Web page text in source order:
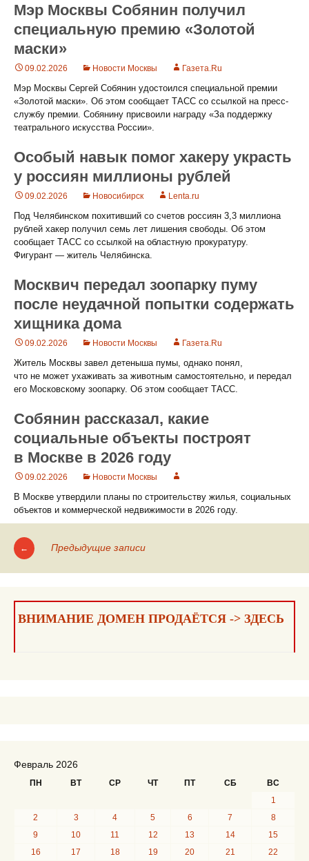
Мэр Москвы Собянин получил
специальную премию «Золотой
маски»
09.02.2026 Новости Москвы Газета.Ru
Мэр Москвы Сергей Собянин удостоился специальной премии
«Золотой маски». Об этом сообщает ТАСС со ссылкой на пресс-
службу премии. Собянину присвоили награду «За поддержку
театрального искусства России».
Особый навык помог хакеру украсть
у россиян миллионы рублей
09.02.2026 Новосибирск Lenta.ru
Под Челябинском похитивший со счетов россиян 3,3 миллиона
рублей хакер получил семь лет лишения свободы. Об этом
сообщает ТАСС со ссылкой на областную прокуратуру.
Фигурант — житель Челябинска.
Москвич передал зоопарку пуму
после неудачной попытки содержать
хищника дома
09.02.2026 Новости Москвы Газета.Ru
Житель Москвы завел детеныша пумы, однако понял,
что не может ухаживать за животным самостоятельно, и передал
его Московскому зоопарку. Об этом сообщает ТАСС.
Собянин рассказал, какие
социальные объекты построят
в Москве в 2026 году
09.02.2026 Новости Москвы
В Москве утвердили планы по строительству жилья, социальных
объектов и коммерческой недвижимости в 2026 году.
Навигация
записям
← Предыдущие записи
ВНИМАНИЕ ДОМЕН ПРОДАЁТСЯ -> ЗДЕСЬ
Февраль 2026
ПН ВТ СР ЧТ ПТ СБ
ВС
1
2
3 4 5 6 7
8
9
10 11 12 13 14
15
16
17 18 19 20 21 22